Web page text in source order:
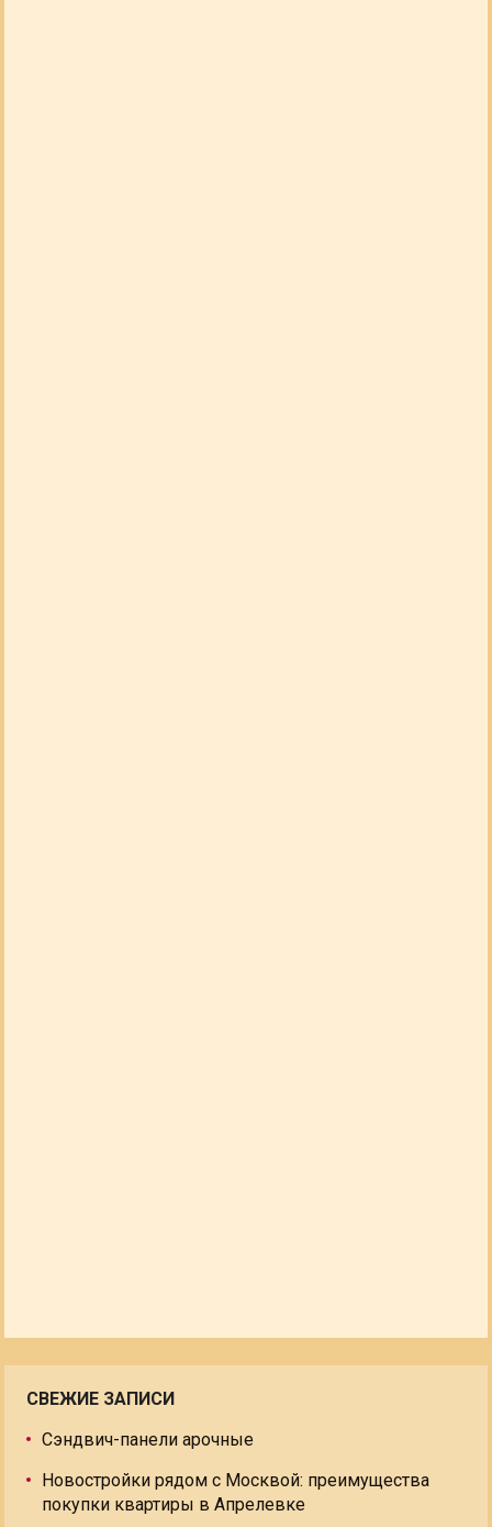
СВЕЖИЕ ЗАПИСИ
Сэндвич-панели арочные
Новостройки рядом с Москвой: преимущества
покупки квартиры в Апрелевке